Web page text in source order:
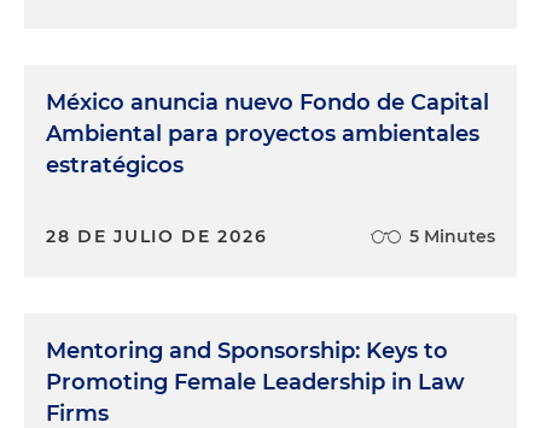
México anuncia nuevo Fondo de Capital
Ambiental para proyectos ambientales
estratégicos
28 DE JULIO DE 2026 5 Minutes
Mentoring and Sponsorship: Keys to
Promoting Female Leadership in Law
Firms